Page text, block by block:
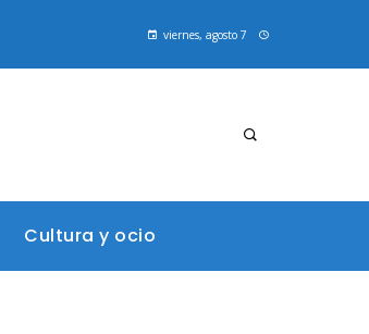
viernes, agosto 7
Cultura y ocio